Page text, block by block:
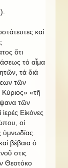
καί
ὅτι
τό αἷμα
τά διά
τῶν
«τῆ
τῶν
Εἰκόνες
οἱ
ὑμνωδίας.
βέβαια ὁ
στις
Θεοτόκο